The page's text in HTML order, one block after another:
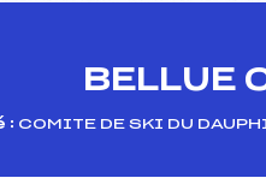
BELLUE
: COMITE DE SKI DU